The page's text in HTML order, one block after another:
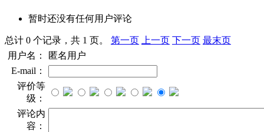
暂时还没有任何用户评论
总计 0 个记录，共 1 页。 第一页 上一页 下一页 最末页
用户名：
匿名用户
E-mail：
评价等
级：
评论内
容：